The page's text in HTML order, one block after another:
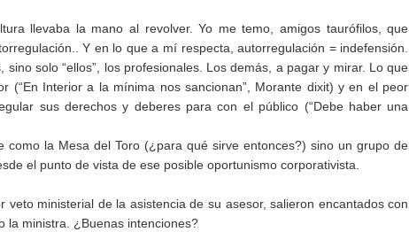
llevaba la mano al revolver. Yo me temo, amigos taurófilos, que
Y en lo que a mí respecta, autorregulación = indefensión.
solo “ellos”, los profesionales. Los demás, a pagar y mirar. Lo que
(“En Interior a la mínima nos sancionan”, Morante dixit) y en el peor
sus derechos y deberes para con el público (“Debe haber una
la Mesa del Toro (¿para qué sirve entonces?) sino un grupo de
el punto de vista de ese posible oportunismo corporativista.
ministerial de la asistencia de su asesor, salieron encantados con
la ministra. ¿Buenas intenciones?